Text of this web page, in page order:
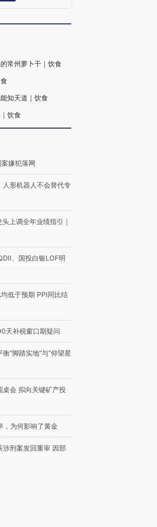
常州萝卜干｜饮食
知天道｜饮食
饮食
案嫌犯落网
人形机器人不会替代专
上调全年业绩指引｜
、国投白银LOF明
低于预期 PPI同比结
天补税窗口期疑问
“脚踏实地”与“仰望星
桌会 拟向关键矿产投
，为何影响了黄金
涉刑案发回重审 因部